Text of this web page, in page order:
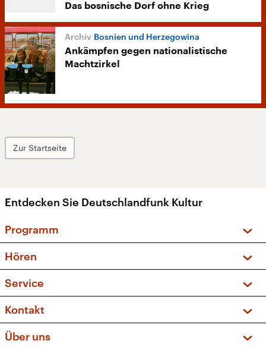
Das bosnische Dorf ohne Krieg
Bosnien und Herzegowina
Ankämpfen gegen nationalistische
Machtzirkel
Zur Startseite
Entdecken Sie Deutschlandfunk Kultur
Programm
Sendungen und Podcasts
Musikliste
Kakadu – Das Kinderprogramm
Hören
Frequenzen (UKW + DAB+)
Service
FAQ
Apps
Newsletter
Kontakt
Über uns